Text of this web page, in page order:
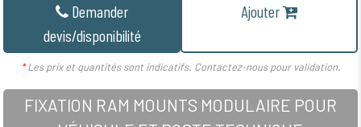
Demander
devis/disponibilité
Ajouter
*Les prix et quantités sont indicatifs. Contactez-nous pour validation.
FIXATION RAM MOUNTS MODULAIRE POUR